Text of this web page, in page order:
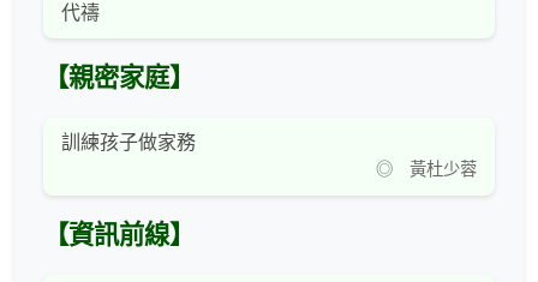
代禱
【親密家庭】
訓練孩子做家務
◎ 黃杜少蓉
【資訊前線】